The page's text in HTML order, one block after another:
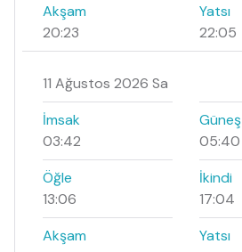
Akşam
20:23
Yatsı
22:05
11 Ağustos 2026 Sa
İmsak
03:42
Güneş
05:40
Öğle
13:06
İkindi
17:04
Akşam
Yatsı